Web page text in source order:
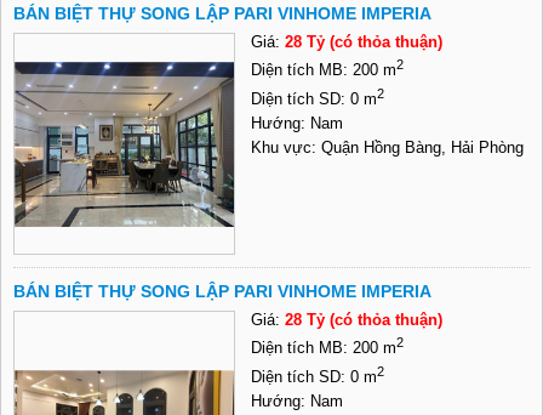
BÁN BIỆT THỰ SONG LẬP PARI VINHOME IMPERIA
Giá: 28 Tỷ (có thỏa thuận)
Diện tích MB: 200 m2
Diện tích SD: 0 m2
Hướng: Nam
Khu vực: Quận Hồng Bàng, Hải Phòng
BÁN BIỆT THỰ SONG LẬP PARI VINHOME IMPERIA
Giá: 28 Tỷ (có thỏa thuận)
Diện tích MB: 200 m2
Diện tích SD: 0 m2
Hướng: Nam